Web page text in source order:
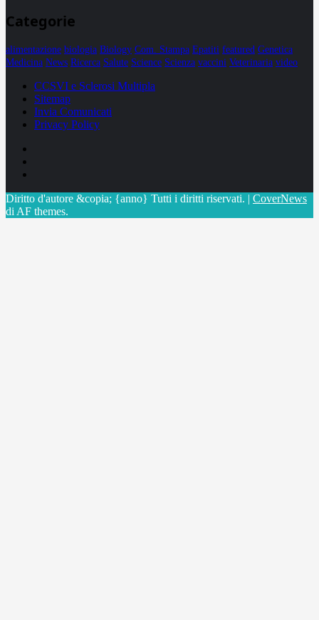
Categorie
alimentazione biologia Biology Com. Stampa Epatiti featured Genetica
Medicina News Ricerca Salute Science Scienza vaccini Veterinaria video
CCSVI e Sclerosi Multipla
Sitemap
Invia Comunicati
Privacy Policy
Diritto d'autore &copia; {anno} Tutti i diritti riservati. | CoverNews
di AF themes.